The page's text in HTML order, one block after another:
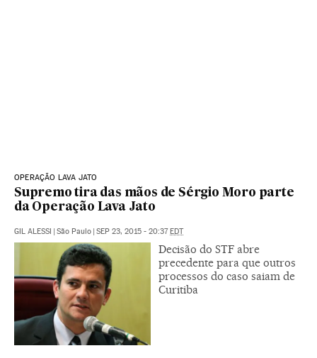
OPERAÇÃO LAVA JATO
Supremo tira das mãos de Sérgio Moro parte
da Operação Lava Jato
GIL ALESSI | São Paulo | SEP 23, 2015 - 20:37EDT
Decisão do STF abre
precedente para que outros
processos do caso saiam de
Curitiba